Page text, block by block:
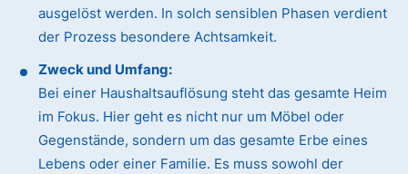
ausgelöst werden. In solch sensiblen Phasen verdient
der Prozess besondere Achtsamkeit.
Zweck und Umfang:
Bei einer Haushaltsauflösung steht das gesamte Heim
im Fokus. Hier geht es nicht nur um Möbel oder
Gegenstände, sondern um das gesamte Erbe eines
Lebens oder einer Familie. Es muss sowohl der